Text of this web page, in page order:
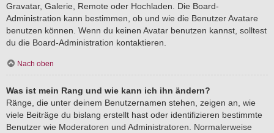
Gravatar, Galerie, Remote oder Hochladen. Die Board-
Administration kann bestimmen, ob und wie die Benutzer Avatare
benutzen können. Wenn du keinen Avatar benutzen kannst, solltest
du die Board-Administration kontaktieren.
Nach oben
Was ist mein Rang und wie kann ich ihn ändern?
Ränge, die unter deinem Benutzernamen stehen, zeigen an, wie
viele Beiträge du bislang erstellt hast oder identifizieren bestimmte
Benutzer wie Moderatoren und Administratoren. Normalerweise